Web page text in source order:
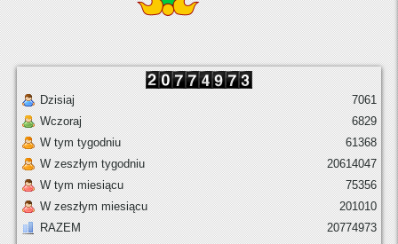
Dzisiaj
Wczoraj
W tym tygodniu
W zeszłym tygodniu
W tym miesiącu
W zeszłym miesiącu
RAZEM
7061
6829
61368
20614047
75356
201010
20774973